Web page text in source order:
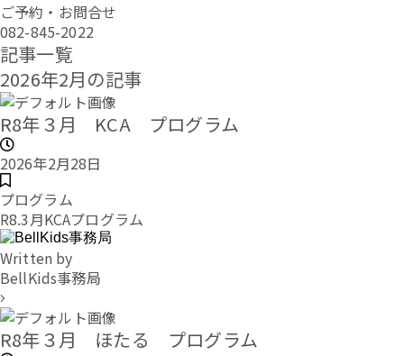
ご予約・お問合せ
082-845-2022
記事一覧
2026年2月の記事
R8年３月 KCA プログラム
2026年2月28日
プログラム
R8.3月KCAプログラム
Written by
BellKids事務局
R8年３月 ほたる プログラム